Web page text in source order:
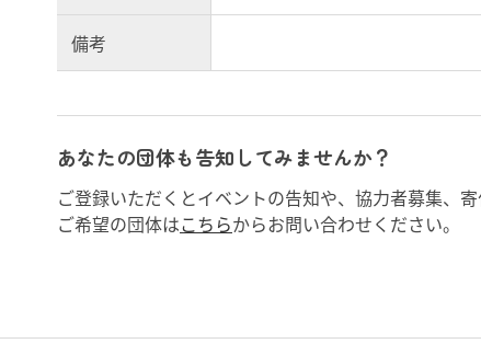
備考
あなたの団体も告知してみませんか？
ご登録いただくとイベントの告知や、協力者募集、
ご希望の団体はこちらからお問い合わせください。